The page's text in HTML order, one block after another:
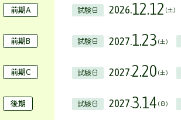
前期A 試験日 2026.12.12 （土）
前期B 試験日 2027.1.23 （土）
前期C 試験日 2027.2.20 （土）
後期 試験日 2027.3.14 （日）